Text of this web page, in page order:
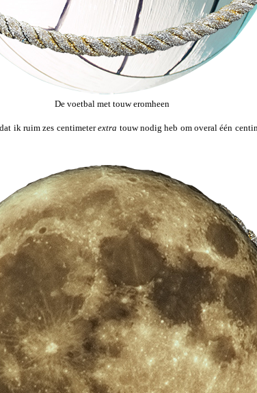
De voetbal met touw eromheen
ik ruim zes centimeterextra touw nodig heb om overal één